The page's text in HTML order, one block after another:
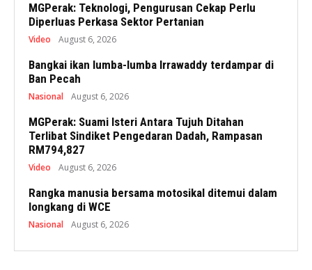
MGPerak: Teknologi, Pengurusan Cekap Perlu
Diperluas Perkasa Sektor Pertanian
Video August 6, 2026
Bangkai ikan lumba-lumba Irrawaddy terdampar di
Ban Pecah
Nasional August 6, 2026
MGPerak: Suami Isteri Antara Tujuh Ditahan
Terlibat Sindiket Pengedaran Dadah, Rampasan
RM794,827
Video August 6, 2026
Rangka manusia bersama motosikal ditemui dalam
longkang di WCE
Nasional August 6, 2026